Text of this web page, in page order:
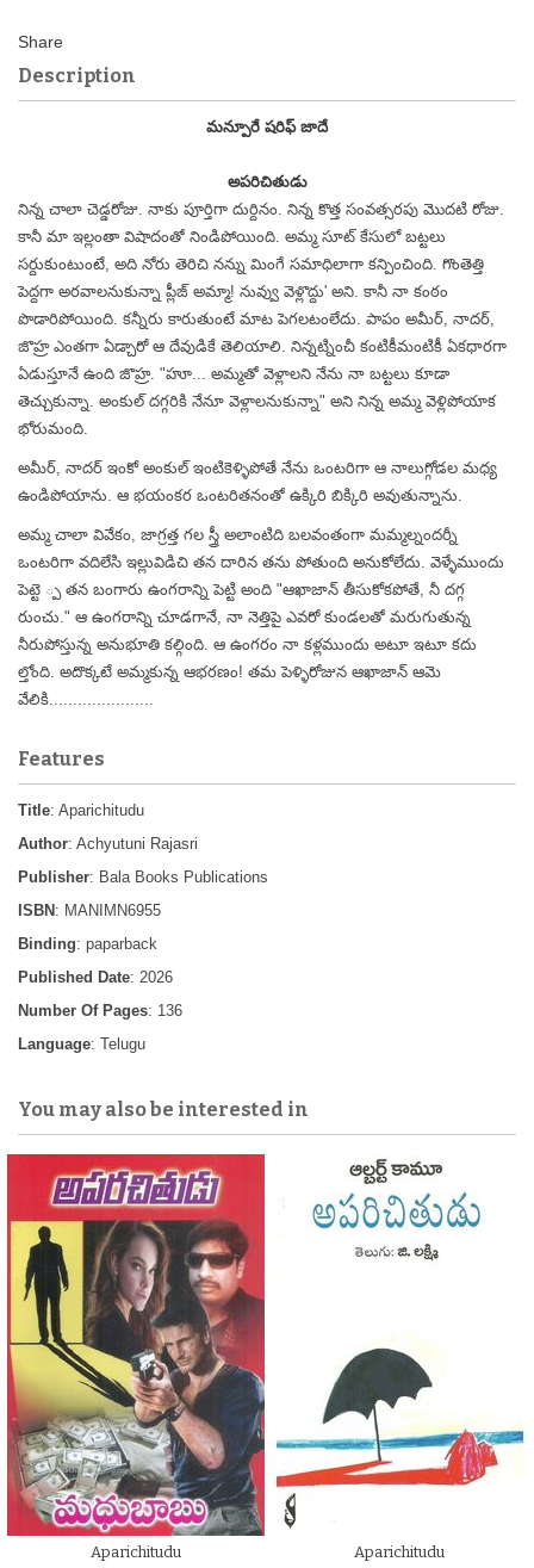
Description
మన్పూరే షరిఫ్ జాదే
అపరిచితుడు
నిన్న చాలా చెడ్డరోజు. నాకు పూర్తిగా దుర్దినం. నిన్న కొత్త సంవత్సరపు మొదటి రోజు.
కానీ మా ఇల్లంతా విషాదంతో నిండిపోయింది. అమ్మ సూట్ కేసులో బట్టలు
సర్దుకుంటుంటే, అది నోరు తెరిచి నన్ను మింగే సమాధిలాగా కన్పించింది. గొంతెత్తి
పెద్దగా అరవాలనుకున్నా ప్లీజ్ అమ్మా! నువ్వు వెళ్లొద్దు' అని. కానీ నా కంఠం
పొడారిపోయింది. కన్నీరు కారుతుంటే మాట పెగలటంలేదు. పాపం అమీర్, నాదర్,
జొహ్ర ఎంతగా ఏడ్చారో ఆ దేవుడికే తెలియాలి. నిన్నట్నించీ కంటికీమంటికీ ఏకధారగా
ఏడుస్తూనే ఉంది జొహ్ర. "హూ... అమ్మతో వెళ్లాలని నేను నా బట్టలు కూడా
తెచ్చుకున్నా. అంకుల్ దగ్గరికి నేనూ వెళ్లాలనుకున్నా" అని నిన్న అమ్మ వెళ్లిపోయాక
భోరుమంది.
అమీర్, నాదర్ ఇంకో అంకుల్ ఇంటికెళ్ళిపోతే నేను ఒంటరిగా ఆ నాలుగ్గోడల మధ్య
ఉండిపోయాను. ఆ భయంకర ఒంటరితనంతో ఉక్కిరి బిక్కిరి అవుతున్నాను.
అమ్మ చాలా వివేకం, జాగ్రత్త గల స్త్రీ అలాంటిది బలవంతంగా మమ్మల్నందర్నీ
ఒంటరిగా వదిలేసి ఇల్లువిడిచి తన దారిన తను పోతుంది అనుకోలేదు. వెళ్ళేముందు
పెట్టె ్ప తన బంగారు ఉంగరాన్ని పెట్టి అంది "ఆఖాజాన్ తీసుకోకపోతే, నీ దగ్గ
రుంచు." ఆ ఉంగరాన్ని చూడగానే, నా నెత్తిపై ఎవరో కుండలతో మరుగుతున్న
నీరుపోస్తున్న అనుభూతి కల్గింది. ఆ ఉంగరం నా కళ్లముందు అటూ ఇటూ కదు
ల్తోంది. అదొక్కటే అమ్మకున్న ఆభరణం! తమ పెళ్ళిరోజున ఆఖాజాన్ ఆమె
వేలికి......................
Features
Title: Aparichitudu
Author: Achyutuni Rajasri
Publisher: Bala Books Publications
ISBN : MANIMN6955
Binding: paparback
Published Date: 2026
Number Of Pages: 136
Language: Telugu
You may also be interested in
Aparichitudu
Aparichitudu